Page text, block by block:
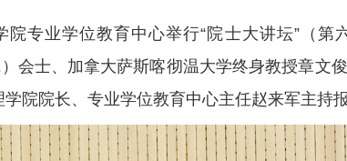
专业学位教育中心举行“院士大讲坛”（
会士、加拿大萨斯喀彻温大学终身教授章文
院院长、专业学位教育中心主任赵来军主持